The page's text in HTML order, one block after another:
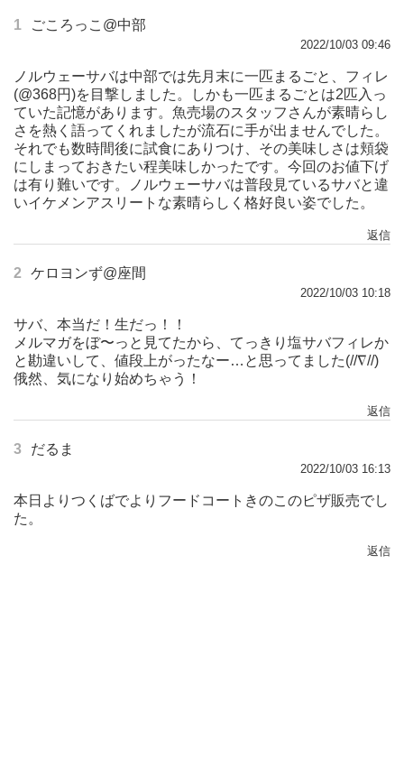
1 ごころっこ@中部
2022/10/03 09:46
ノルウェーサバは中部では先月末に一匹まるごと、フィレ
(@368円)を目撃しました。しかも一匹まるごとは2匹入っ
ていた記憶があります。魚売場のスタッフさんが素晴らし
さを熱く語ってくれましたが流石に手が出ませんでした。
それでも数時間後に試食にありつけ、その美味しさは頬袋
にしまっておきたい程美味しかったです。今回のお値下げ
は有り難いです。ノルウェーサバは普段見ているサバと違
いイケメンアスリートな素晴らしく格好良い姿でした。
返信
2 ケロヨンず@座間
2022/10/03 10:18
サバ、本当だ！生だっ！！
メルマガをぼ〜っと見てたから、てっきり塩サバフィレか
と勘違いして、値段上がったなー…と思ってました(//∇//)
俄然、気になり始めちゃう！
返信
3 だるま
2022/10/03 16:13
本日よりつくばでよりフードコートきのこのピザ販売でし
た。
返信